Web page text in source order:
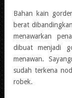
Bahan kain
berat
menawarkan
dibuat menjadi
menawan.
sudah terkena
robek.